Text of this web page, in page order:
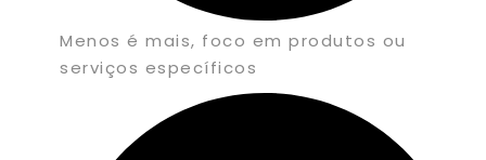
Menos é mais, foco em produtos ou
serviços específicos